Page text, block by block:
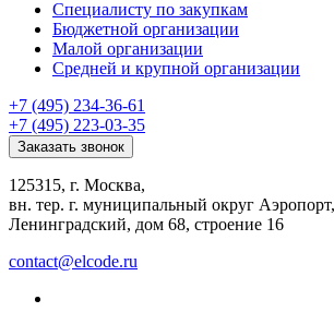
Специалисту по закупкам
Бюджетной организации
Малой организации
Средней и крупной организации
+7 (495) 234-36-61
+7 (495) 223-03-35
Заказать звонок
125315, г. Москва,
вн. тер. г. муниципальный округ
Ленинградский, дом 68, строение 16
contact@elcode.ru